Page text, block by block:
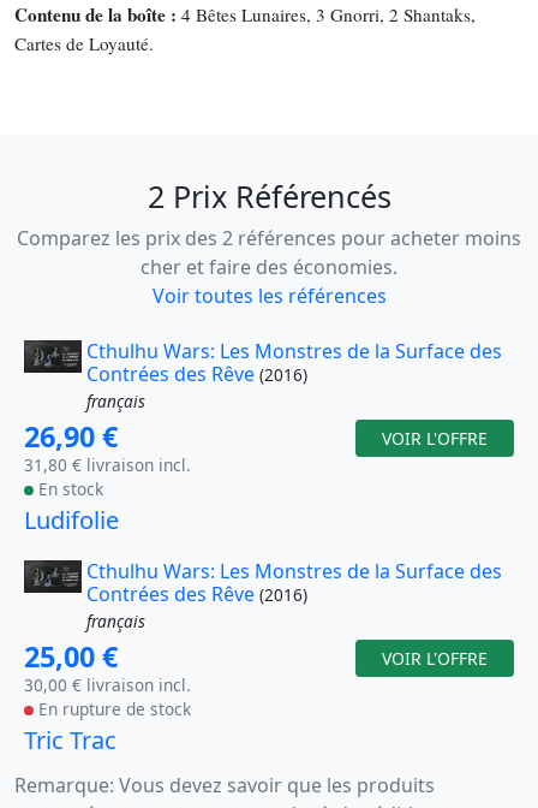
Contenu de la boîte : 4 Bêtes Lunaires, 3 Gnorri, 2 Shantaks,
Cartes de Loyauté.
2 Prix Référencés
Comparez les prix des 2 références pour acheter moins
cher et faire des économies.
Voir toutes les références
Cthulhu Wars: Les Monstres de la Surface des
Contrées des Rêve (2016)
français
26,90 €
31,80 € livraison incl.
En stock
VOIR L'OFFRE
Ludifolie
Cthulhu Wars: Les Monstres de la Surface des
Contrées des Rêve (2016)
français
25,00 €
30,00 € livraison incl.
En rupture de stock
VOIR L'OFFRE
Tric Trac
Remarque: Vous devez savoir que les produits